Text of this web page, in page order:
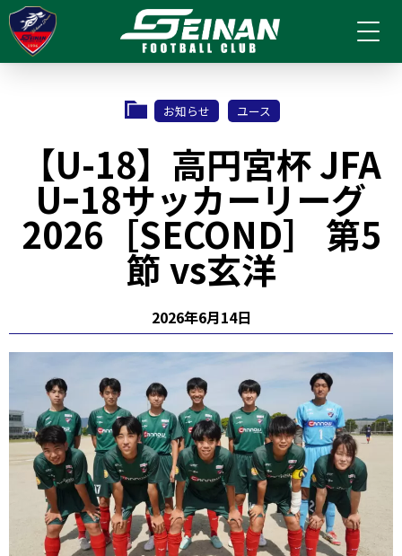
お知らせ ユース
【U-18】高円宮杯 JFA
Uｰ18サッカーリーグ
2026［SECOND］ 第5
節 vs玄洋
2026年6月14日